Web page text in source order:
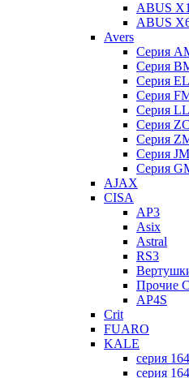
ABUS
ABUS
Avers
Серия
Серия
Серия EL
Серия
Серия LL
Серия ZC
Серия
Серия JM
Серия
AJAX
CISA
AP3
Asix
Astral
RS3
Прочие
AP4S
Crit
FUARO
KALE
серия
серия